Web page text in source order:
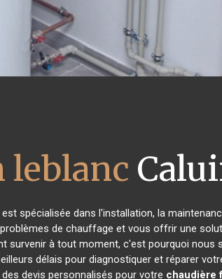
leblanc
spécialisée dans l'installation, la
de chauffage et vous offrir une
survenir à tout moment, c'est pourquoi
délais pour diagnostiquer et réparer
devis personnalisés pour votre chaudière